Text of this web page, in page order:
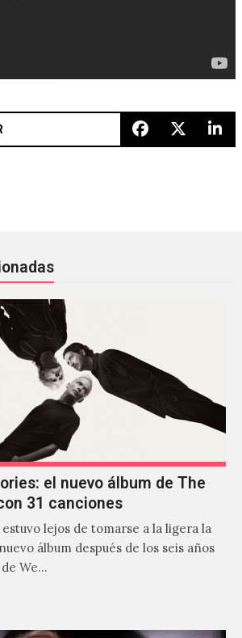
el nuevo álbum de The
31 canciones
lejos de tomarse a la ligera la
álbum después de los seis años
de We…